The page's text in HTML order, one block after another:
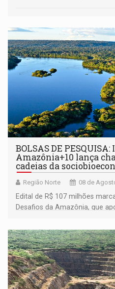
BOLSAS DE
Amazônia+10 lança
cadeias da
Região Norte 08 de
Edital de R$ 107 milhões
Desafios da Amazônia, que
submissão de pré-propostas
setembro